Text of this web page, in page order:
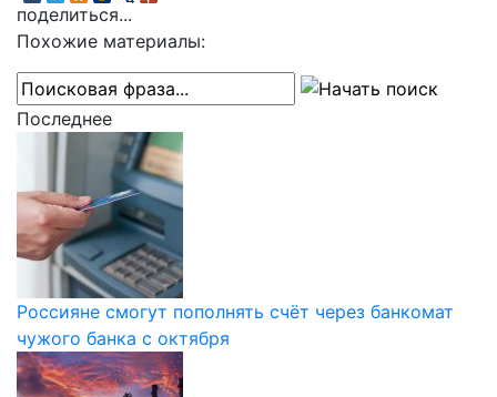
поделиться...
Похожие материалы:
Последнее
Россияне смогут пополнять счёт через банкомат
чужого банка с октября